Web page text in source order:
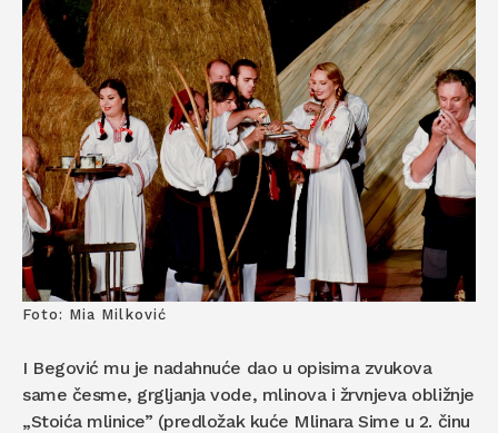
Foto: Mia Milković
I Begović mu je nadahnuće dao u opisima zvukova
same česme, grgljanja vode, mlinova i žrvnjeva obližnje
„Stoića mlinice” (predložak kuće Mlinara Sime u 2. činu